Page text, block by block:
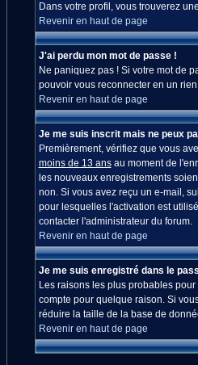
Dans votre profil, vous trouverez
Revenir en haut de page
J'ai perdu mon mot de passe !
Ne paniquez pas ! Si votre mot de
pouvoir vous reconnecter en un
Revenir en haut de page
Je me suis inscrit mais ne peux
Premièrement, vérifiez que vous
moins de 13 ansau moment de
les nouveaux enregistrements
non. Si vous avez reçu un e-mail,
pour lesquelles l'activation est
contacter l'administrateur du forum.
Revenir en haut de page
Je me suis enregistré dans le
Les raisons les plus probables
compte pour quelque raison. Si
réduire la taille de la base de
Revenir en haut de page